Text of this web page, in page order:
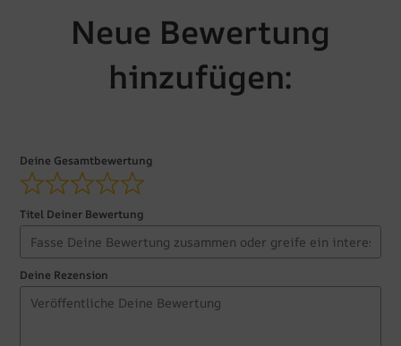
Neue Bewertung
hinzufügen:
Deine Gesamtbewertung
Titel Deiner Bewertung
Deine Rezension